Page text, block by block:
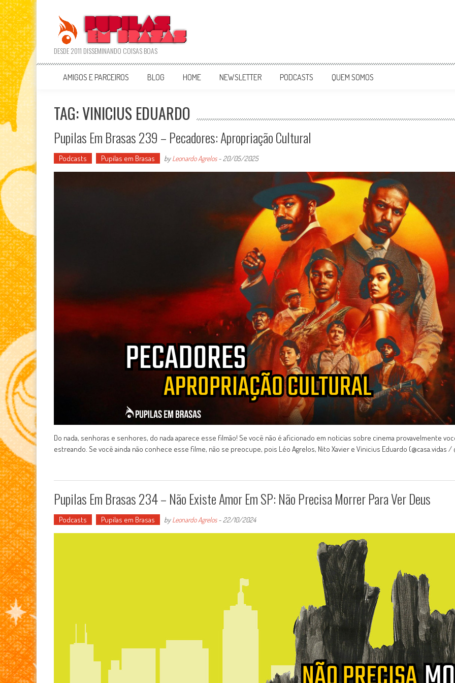
Skip
content
DESDE 2011 DISSEMINANDO COISAS BOAS
AMIGOS E PARCEIROS BLOG HOME NEWSLETTER PODCASTS QUEM SOMOS
TAG: VINICIUS EDUARDO
Pupilas Em Brasas 239 – Pecadores: Apropriação Cultural
Podcasts Pupilas em Brasas byLeonardo Agrelos- 20/05/2025
Do nada, senhoras e senhores, do nada aparece esse filmão! Se você não é aficionado em noticias sobre cinema provavelmente
estreando. Se você ainda não conhece esse filme, não se preocupe, pois Léo Agrelos, Nito Xavier e Vinicius Eduardo (@casa.vidas /
Pupilas Em Brasas 234 – Não Existe Amor Em SP: Não Precisa Morrer Para Ver Deus
Podcasts Pupilas em Brasas byLeonardo Agrelos- 22/10/2024